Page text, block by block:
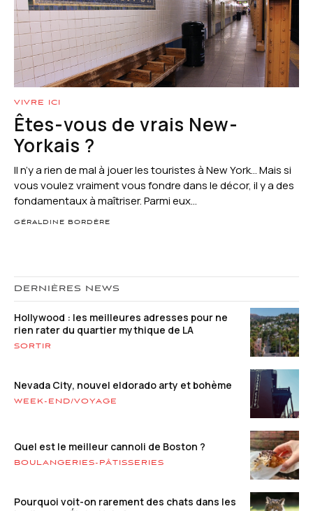
VIVRE ICI
Êtes-vous de vrais New-
Yorkais ?
Il n’y a rien de mal à jouer les touristes à New York… Mais si
vous voulez vraiment vous fondre dans le décor, il y a des
fondamentaux à maîtriser. Parmi eux...
GÉRALDINE BORDÈRE
DERNIÈRES NEWS
Hollywood : les meilleures adresses pour ne
rien rater du quartier mythique de LA
SORTIR
Nevada City, nouvel eldorado arty et bohème
WEEK-END/VOYAGE
Quel est le meilleur cannoli de Boston ?
BOULANGERIES-PÂTISSERIES
Pourquoi voit-on rarement des chats dans les